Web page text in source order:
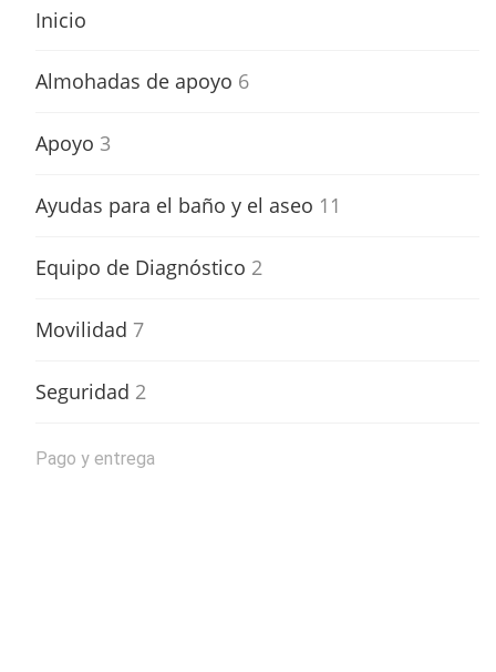
Inicio
Almohadas de apoyo 6
Apoyo 3
Ayudas para el baño y el aseo 11
Equipo de Diagnóstico 2
Movilidad 7
Seguridad 2
Pago y entrega